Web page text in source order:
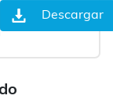
Descargar